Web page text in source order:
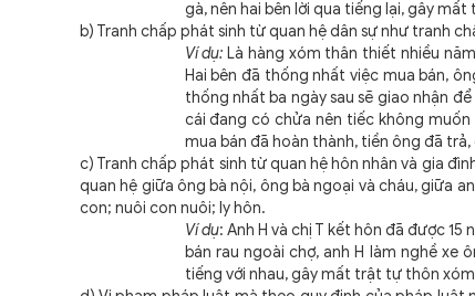
gà, nên hai bên lời qua tiếng lại, gây
b) Tranh chấp phát sinh từ quan hệ dân sự như tranh
Ví dụ: Là hàng xóm thân thiết nhiều
Hai bên đã thống nhất việc mua bán,
thống nhất ba ngày sau sẽ giao nhận
cái đang có chửa nên tiếc không
mua bán đã hoàn thành, tiền ông đã
c) Tranh chấp phát sinh từ quan hệ hôn nhân và gia
quan hệ giữa ông bà nội, ông bà ngoại và cháu, giữa
con; nuôi con nuôi; ly hôn.
Ví dụ: Anh H và chị T kết hôn đã được
bán rau ngoài chợ, anh H làm nghề xe
tiếng với nhau, gây mất trật tự thôn